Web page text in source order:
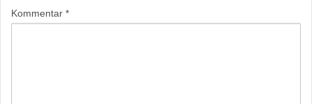
Kommentar *